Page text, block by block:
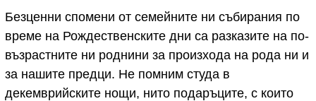
Безценни спомени от семейните ни събирания по
време на Рождественските дни са разказите на по-
възрастните ни роднини за произхода на рода ни и
за нашите предци. Не помним студа в
декемврийските нощи, нито подаръците, с които